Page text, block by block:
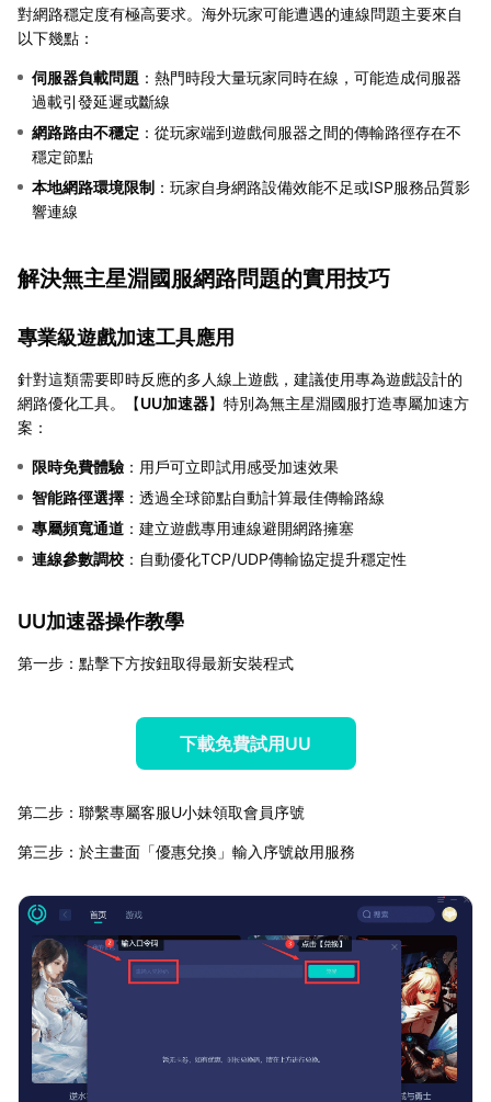
對網路穩定度有極高要求。海外玩家可能遭遇的連線問題主要來自
以下幾點：
伺服器負載問題 ：熱門時段大量玩家同時在線，可能造成伺服器
過載引發延遲或斷線
網路路由不穩定 ：從玩家端到遊戲伺服器之間的傳輸路徑存在不
穩定節點
本地網路環境限制 ：玩家自身網路設備效能不足或ISP服務品質影
響連線
解決無主星淵國服網路問題的實用技巧
專業級遊戲加速工具應用
針對這類需要即時反應的多人線上遊戲，建議使用專為遊戲設計的
網路優化工具。【UU加速器】特別為無主星淵國服打造專屬加速方
案：
限時免費體驗 ：用戶可立即試用感受加速效果
智能路徑選擇 ：透過全球節點自動計算最佳傳輸路線
專屬頻寬通道 ：建立遊戲專用連線避開網路擁塞
連線參數調校 ：自動優化TCP/UDP傳輸協定提升穩定性
UU加速器操作教學
第一步：點擊下方按鈕取得最新安裝程式
下載免費試用UU
第二步：聯繫專屬客服U小妹領取會員序號
第三步：於主畫面「優惠兌換」輸入序號啟用服務